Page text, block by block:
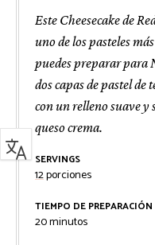
Este Cheesecake de
uno de los pasteles
puedes preparar para
dos capas de pastel
con un relleno suave y
queso crema.
SERVINGS
12porciones
TIEMPO DE PREPARACIÓN
20minutos
minutos